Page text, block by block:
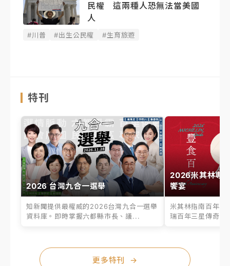
民權 這兩種人恐無法當美國
人
#川普 #出生公民權 #生育旅遊
特刊
2026 台灣九合一選舉
知新聞提供最權威的2026台灣九合一選舉
資料庫。即時掌握六都縣市長、議...
2026米其林專
饗宴
米其林指南百年之
瑞百年三星傳奇、
更多特刊 →